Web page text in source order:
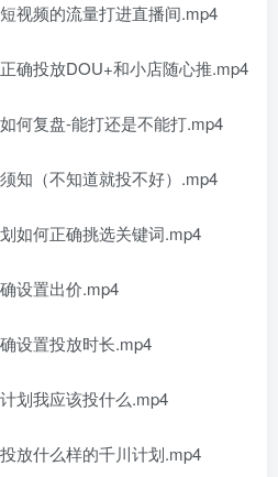
视频的流量打进直播间.mp4
确投放DOU+和小店随心推.mp4
何复盘-能打还是不能打.mp4
知（不知道就投不好）.mp4
如何正确挑选关键词.mp4
设置出价.mp4
设置投放时长.mp4
划我应该投什么.mp4
放什么样的千川计划.mp4